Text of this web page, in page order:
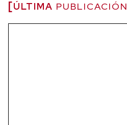
ÚLTIMA PUBLICACIÓN